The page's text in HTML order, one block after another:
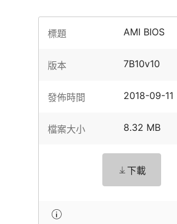
標題 AMI BIOS
版本 7B10v10
發佈時間 2018-09-11
檔案大小 8.32 MB
下載